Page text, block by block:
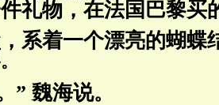
礼物，在法国巴黎买
系着一个漂亮的蝴蝶
。
” 魏海说。